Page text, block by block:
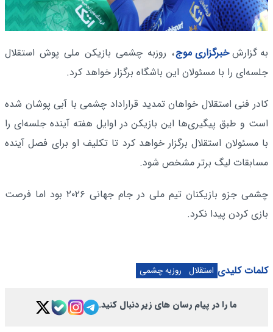
به گزارشخبرگزاری موج، روزبه چشمی بازیکن ملی پوش استقلال
جلسه‌ای را با مسئولان این باشگاه برگزار خواهد کرد.
کادر فنی استقلال خواهان تمدید قراراداد چشمی با آبی پوشان شده
است و طبق پیگیری‌ها این بازیکن در اوایل هفته آینده جلسه‌ای را
با مسئولان استقلال برگزار خواهد کرد تا تکلیف او برای فصل آینده
مسابقات لیگ برتر مشخص شود.
چشمی جزو بازیکنان تیم ملی در جام جهانی ۲۰۲۶ بود اما فرصت
بازی کردن پیدا نکرد.
کلمات کلیدی استقلال روزبه چشمی
ما را در پیام رسان های زیر دنبال کنید.